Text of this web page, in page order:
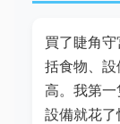
買了睫角
括食物、
高。我第
設備就花